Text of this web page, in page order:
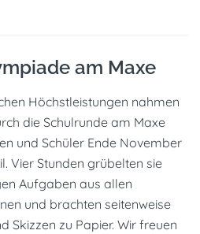
am Maxe
Höchstleistungen nahmen
die Schulrunde am Maxe
und Schüler Ende November
Vier Stunden grübelten sie
Aufgaben aus allen
und brachten seitenweise
Skizzen zu Papier. Wir freuen